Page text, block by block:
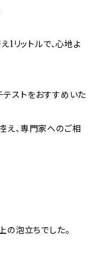
1リットルで、心地よ
ストをおすすめいた
、専門家へのご相
の泡立ちでした。